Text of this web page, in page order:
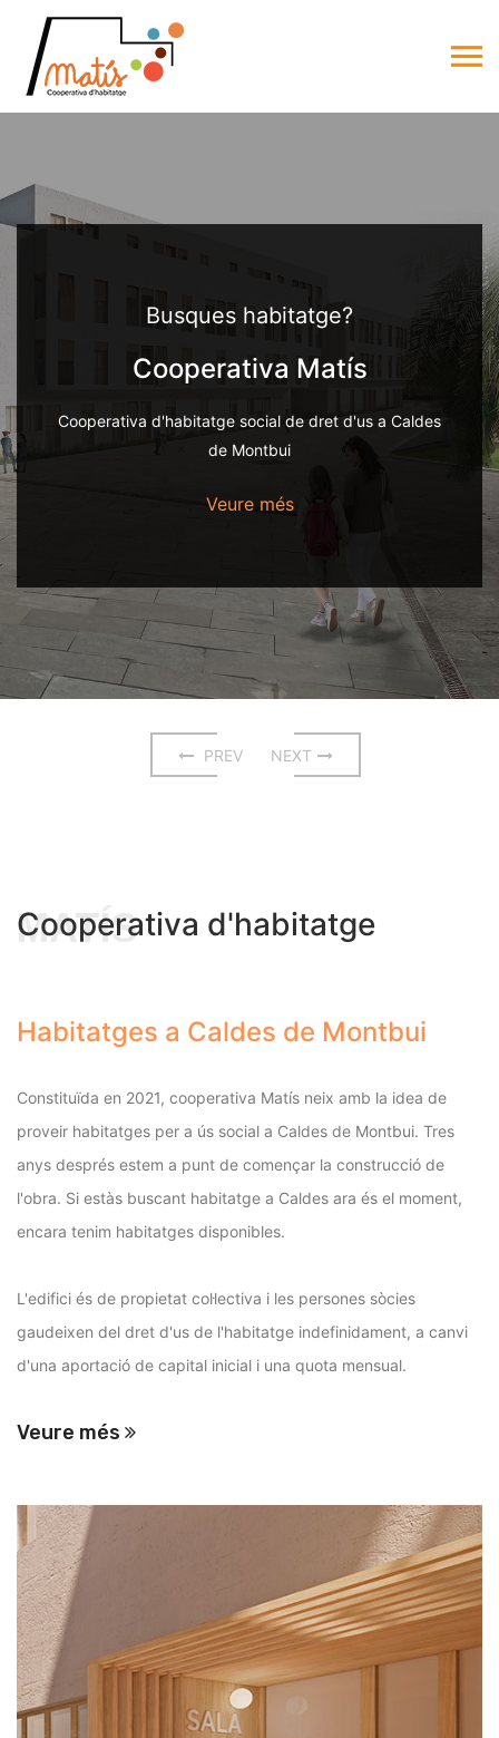
Busques habitatge?
Cooperativa Matís
Cooperativa d'habitatge social de dret d'us a Caldes
de Montbui
Veure més
PREV NEXT
MATÍS
Cooperativa d'habitatge
Habitatges a Caldes de Montbui
Constituïda en 2021, cooperativa Matís neix amb la idea de
proveir habitatges per a ús social a Caldes de Montbui. Tres
anys després estem a punt de començar la construcció de
l'obra. Si estàs buscant habitatge a Caldes ara és el moment,
encara tenim habitatges disponibles.
L'edifici és de propietat col·lectiva i les persones sòcies
gaudeixen del dret d'us de l'habitatge indefinidament, a canvi
d'una aportació de capital inicial i una quota mensual.
Veure més